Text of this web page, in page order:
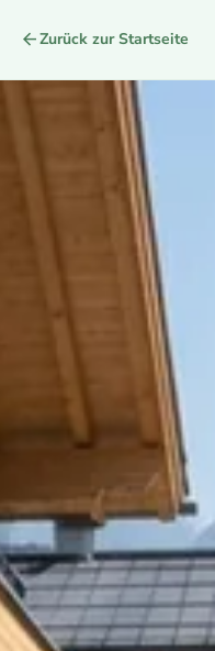
arrow_backZurück zur Startseite